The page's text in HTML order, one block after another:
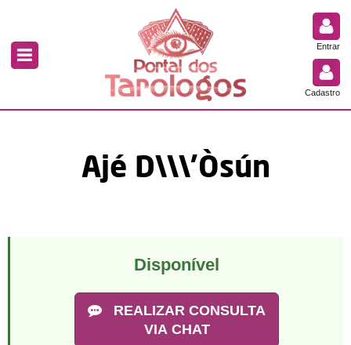
Entrar
Cadastro
Ajé D\\\'Òsún
Disponível
REALIZAR CONSULTA
VIA CHAT